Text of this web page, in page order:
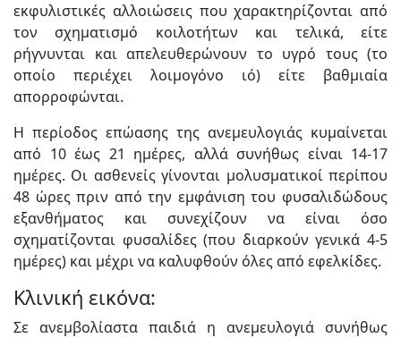
εκφυλιστικές αλλοιώσεις που χαρακτηρίζονται από
τον σχηματισμό κοιλοτήτων και τελικά, είτε
ρήγνυνται και απελευθερώνουν το υγρό τους (το
οποίο περιέχει λοιμογόνο ιό) είτε βαθμιαία
απορροφώνται.
Η περίοδος επώασης της ανεμευλογιάς κυμαίνεται
από 10 έως 21 ημέρες, αλλά συνήθως είναι 14-17
ημέρες. Οι ασθενείς γίνονται μολυσματικοί περίπου
48 ώρες πριν από την εμφάνιση του φυσαλιδώδους
εξανθήματος και συνεχίζουν να είναι όσο
σχηματίζονται φυσαλίδες (που διαρκούν γενικά 4-5
ημέρες) και μέχρι να καλυφθούν όλες από εφελκίδες.
Κλινική εικόνα:
Σε ανεμβολίαστα παιδιά η ανεμευλογιά συνήθως